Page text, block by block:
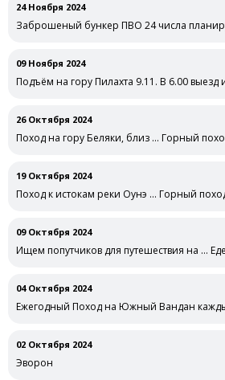
24 Ноября 2024
Заброшеный бункер ПВО 24 числа
09 Ноября 2024
Подъём на гору Пилахта 9.11. В 6.00
26 Октября 2024
Поход на гору Беляки, близ … Горный
19 Октября 2024
Поход к истокам реки Оунэ … Горный
09 Октября 2024
Ищем попутчиков для путешествия на …
04 Октября 2024
Ежегодный Поход на Южный Вандан
02 Октября 2024
Эворон